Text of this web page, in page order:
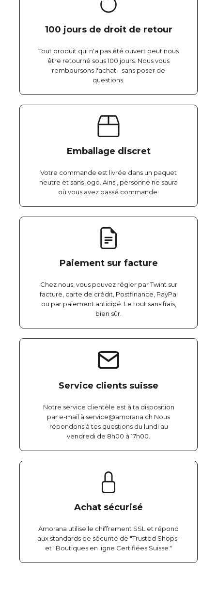
100 jours de droit de retour
Tout produit qui n'a pas été ouvert peut nous
être retourné sous 100 jours. Nous vous
remboursons l'achat - sans poser de
questions.
Emballage discret
Votre commande est livrée dans un paquet
neutre et sans logo. Ainsi, personne ne saura
où vous avez passé commande.
Paiement sur facture
Chez nous, vous pouvez régler par Twint sur
facture, carte de crédit, Postfinance, PayPal
ou par paiement anticipé. Le tout sans frais,
bien sûr.
Service clients suisse
Notre service clientèle est à ta disposition
par e-mail à service@amorana.ch Nous
répondons à tes questions du lundi au
vendredi de 8h00 à 17h00.
Achat sécurisé
Amorana utilise le chiffrement SSL et répond
aux standards de sécurité de "Trusted Shops"
et "Boutiques en ligne Certifiées Suisse."